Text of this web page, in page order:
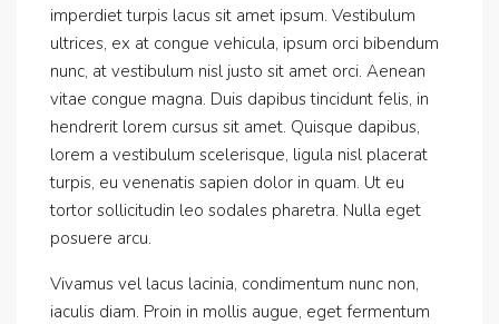
imperdiet turpis lacus sit amet ipsum. Vestibulum
ultrices, ex at congue vehicula, ipsum orci bibendum
nunc, at vestibulum nisl justo sit amet orci. Aenean
vitae congue magna. Duis dapibus tincidunt felis, in
hendrerit lorem cursus sit amet. Quisque dapibus,
lorem a vestibulum scelerisque, ligula nisl placerat
turpis, eu venenatis sapien dolor in quam. Ut eu
tortor sollicitudin leo sodales pharetra. Nulla eget
posuere arcu.
Vivamus vel lacus lacinia, condimentum nunc non,
iaculis diam. Proin in mollis augue, eget fermentum